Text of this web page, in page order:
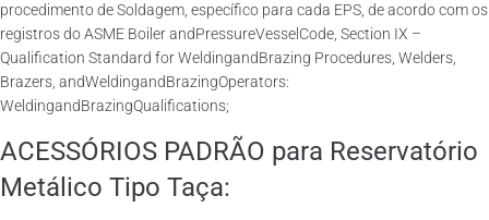
procedimento de Soldagem, específico para cada EPS, de acordo com os
registros do ASME Boiler andPressureVesselCode, Section IX –
Qualification Standard for WeldingandBrazing Procedures, Welders,
Brazers, andWeldingandBrazingOperators:
WeldingandBrazingQualifications;
ACESSÓRIOS PADRÃO para Reservatório
Metálico Tipo Taça: